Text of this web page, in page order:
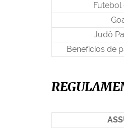
Futebol
Judô
Benefícios de